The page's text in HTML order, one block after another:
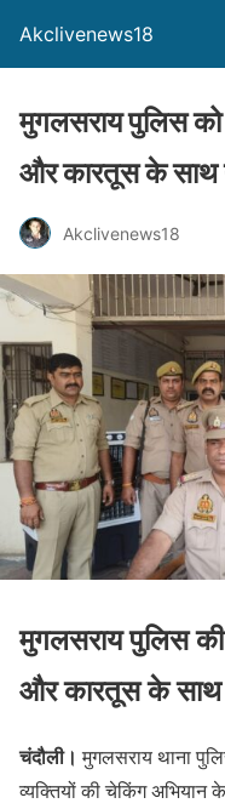
Akclivenews18
मुगलसराय पुलिस को
और कारतूस के साथ
Akclivenews18
मुगलसराय पुलिस
और कारतूस के साथ
चंदौली। मुगलसराय थाना
व्यक्तियों की चेकिंग